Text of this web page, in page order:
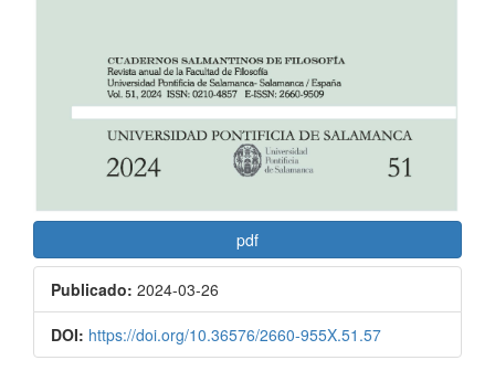
pdf
Publicado: 2024-03-26
DOI: https://doi.org/10.36576/2660-955X.51.57